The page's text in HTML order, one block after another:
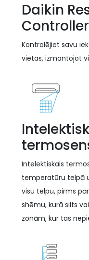
Daikin
Controller
Kontrolējiet savu
vietas, izmantojot
Intelektiskais
temperatūru telpā
visu telpu, pirms
shēmu, kurā silts
zonām, kur tas